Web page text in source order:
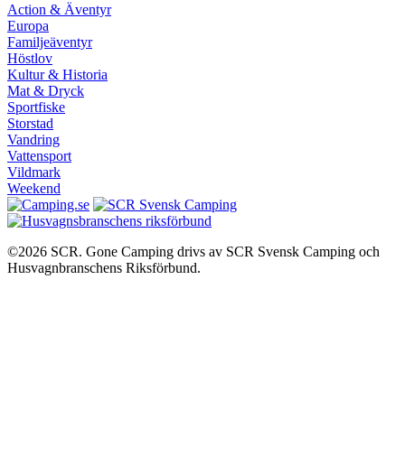
Action & Äventyr
Europa
Familjeäventyr
Höstlov
Kultur & Historia
Mat & Dryck
Sportfiske
Storstad
Vandring
Vattensport
Vildmark
Weekend
©2026 SCR. Gone Camping drivs av SCR Svensk Camping och
Husvagnbranschens Riksförbund.